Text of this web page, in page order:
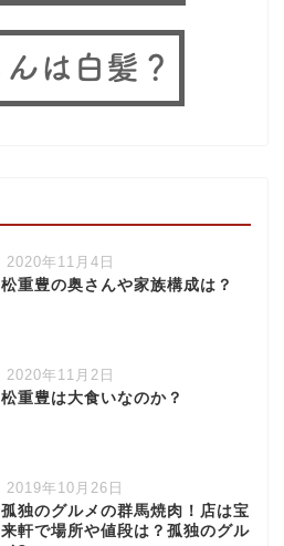
2020年11月4日
松重豊の奥さんや家族構成は？
2020年11月2日
松重豊は大食いなのか？
2019年10月26日
孤独のグルメの群馬焼肉！店は宝
来軒で場所や値段は？孤独のグル